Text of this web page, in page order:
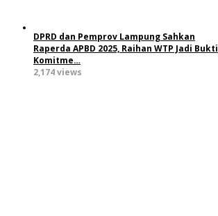
DPRD dan Pemprov Lampung Sahkan
Raperda APBD 2025, Raihan WTP Jadi Bukti
Komitme…
2,174 views